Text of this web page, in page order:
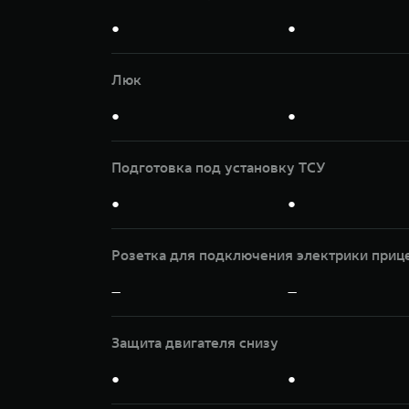
● ●
Люк
● ●
Подготовка под установку ТСУ
● ●
Розетка для подключения электрики
— —
Защита двигателя снизу
● ●